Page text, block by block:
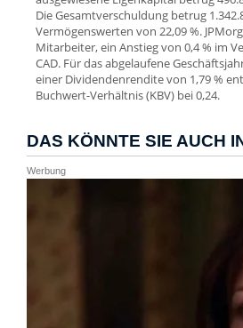
Die Gesamtverschuldung betrug
Vermögenswerten von 22,09 %.
Mitarbeiter, ein Anstieg von 0,4 % im
CAD. Für das abgelaufene
einer Dividendenrendite von 1,79 %
Buchwert-Verhältnis (KBV) bei 0,24.